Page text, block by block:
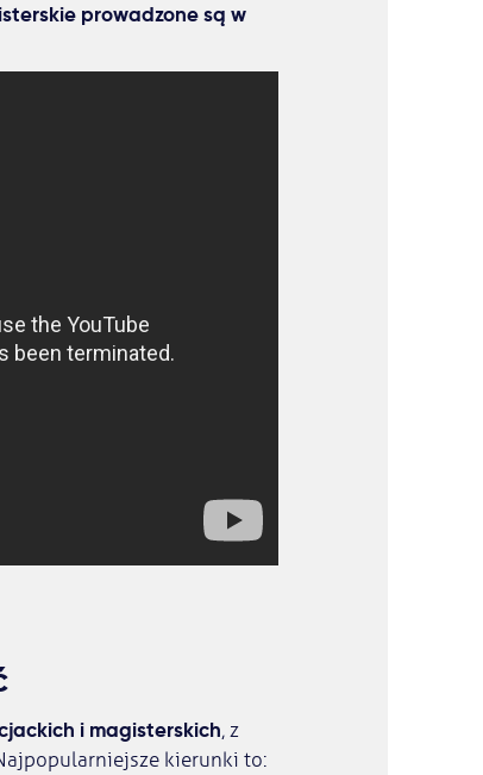
prowadzone są w
i magisterskich, z
kierunki to: